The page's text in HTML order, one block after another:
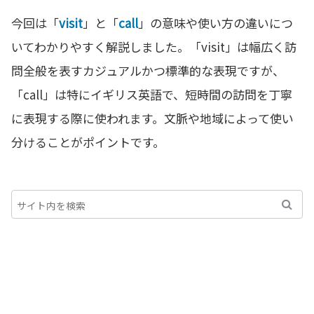
今回は「visit」と「call」の意味や使い方の違いにつ
いてわかりやすく解説しました。「visit」は幅広く訪
問全般を表すカジュアルかつ標準的な表現ですが、
「call」は特にイギリス英語で、短時間の訪問を丁寧
に表現する際に使われます。文脈や地域によって使い
分けることがポイントです。